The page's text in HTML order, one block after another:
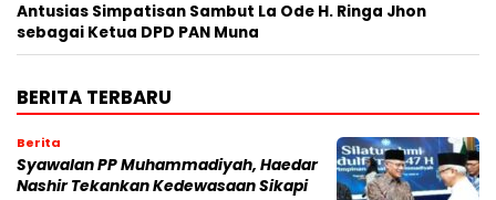
Antusias Simpatisan Sambut La Ode H. Ringa Jhon
sebagai Ketua DPD PAN Muna
BERITA TERBARU
Berita
Syawalan PP Muhammadiyah, Haedar
Nashir Tekankan Kedewasaan Sikapi